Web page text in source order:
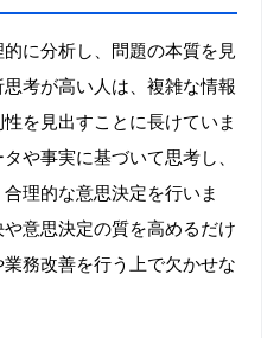
に分析し、問題の本質を見
考が高い人は、複雑な情報
を見出すことに長けていま
や事実に基づいて思考し、
理的な意思決定を行いま
意思決定の質を高めるだけ
務改善を行う上で欠かせな